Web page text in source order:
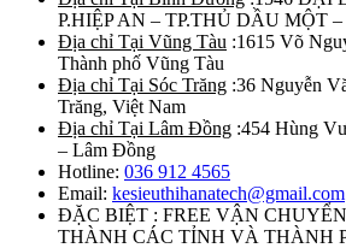
P.HIỆP AN – TP.THỦ DẦU MỘT
Địa chỉ Tại Vũng Tàu :1615 Võ
Thành phố Vũng Tàu
Địa chỉ Tại Sóc Trăng :36 Nguyễn
Trăng, Việt Nam
Địa chỉ Tại Lâm Đồng :454 Hùng
– Lâm Đồng
Hotline: 036 912 4565
Email: kesieuthihanatech@gmail.com
ĐẶC BIỆT : FREE VẬN
THÀNH CÁC TỈNH VÀ THÀNH